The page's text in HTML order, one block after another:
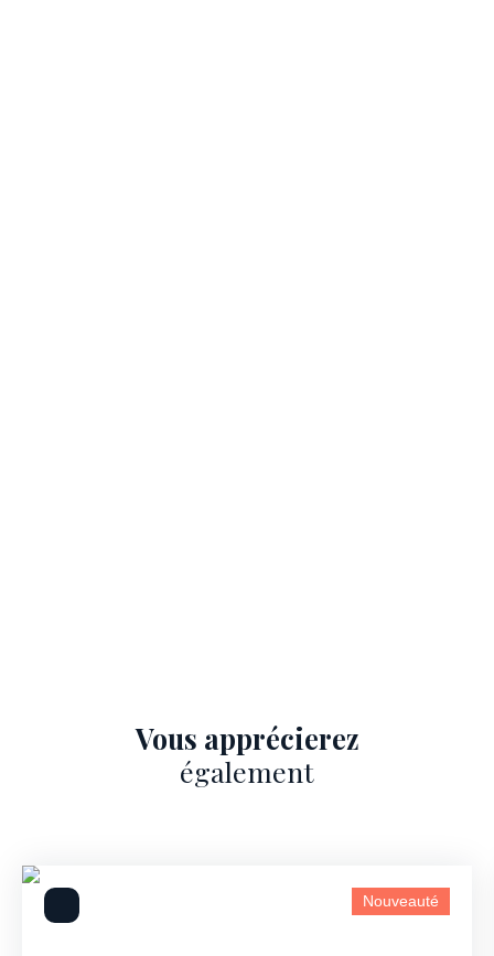
Vous apprécierez
également
Nouveauté